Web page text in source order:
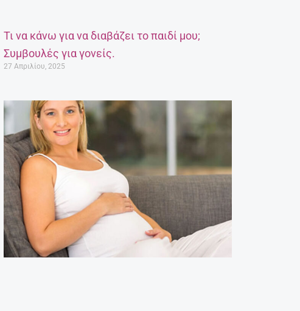
Τι να κάνω για να διαβάζει το παιδί μου;
Συμβουλές για γονείς.
27 Απριλίου, 2025